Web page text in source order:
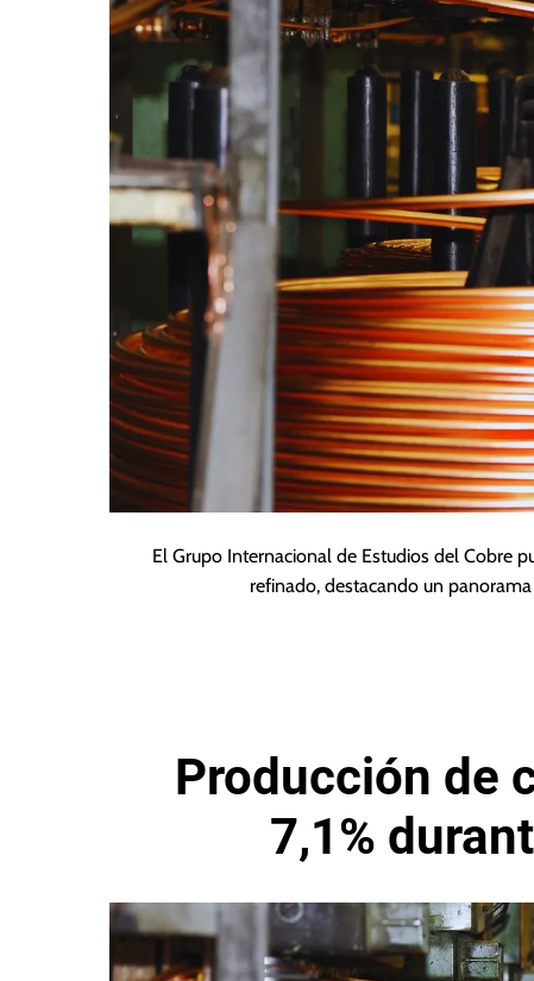
El Grupo Internacional de Estudios del Cobre
refinado, destacando un
Producción de
7,1%